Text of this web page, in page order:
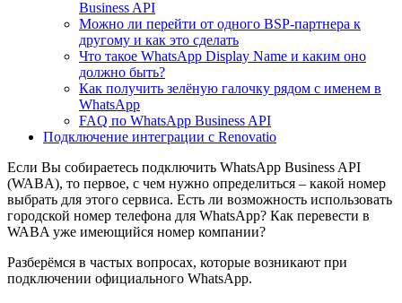
Business API
Можно ли перейти от одного BSP-партнера к
другому и как это сделать
Что такое WhatsApp Display Name и каким оно
должно быть?
Как получить зелёную галочку рядом с именем в
WhatsApp
FAQ по WhatsApp Business API
Подключение интеграции с Renovatio
Если Вы собираетесь подключить WhatsApp Business API
(WABA), то первое, с чем нужно определиться – какой номер
выбрать для этого сервиса. Есть ли возможность использовать
городской номер телефона для WhatsApp? Как перевести в
WABA уже имеющийся номер компании?
Разберёмся в частых вопросах, которые возникают при
подключении официального WhatsApp.